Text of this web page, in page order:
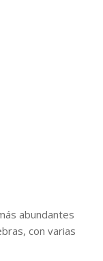
abundantes
con varias